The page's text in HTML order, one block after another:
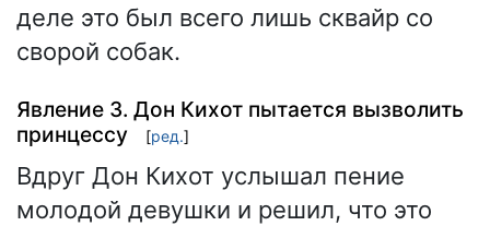
деле это был всего лишь сквайр со
сворой собак.
Явление 3. Дон Кихот пытается вызволить
принцессу
[ред.]
Вдруг Дон Кихот услышал пение
молодой девушки и решил, что это